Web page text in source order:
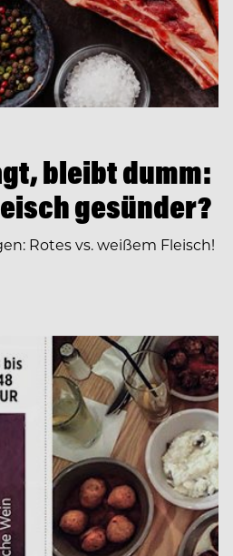
bleibt dumm:
gesünder?
Rotes vs. weißem Fleisch!